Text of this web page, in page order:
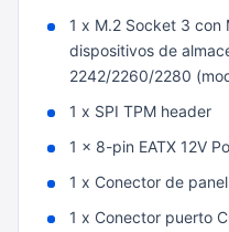
1 x M.2 Socket 3 con
dispositivos de
2242/2260/2280
1 x SPI TPM header
1 x 8-pin EATX 12V
1 x Conector de
1 x Conector puerto